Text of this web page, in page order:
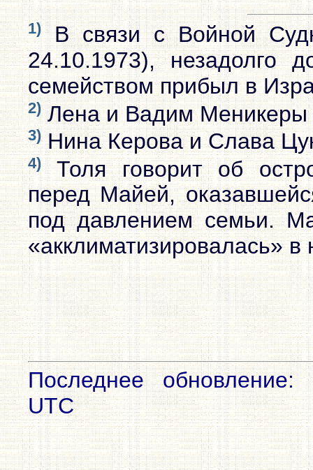
1)В связи с Войной
24.10.1973), незадолго
семейством прибыл в
2)Лена и Вадим Меникеры
3)Нина Керова и Слава
4)Толя говорит об
перед Майей,
под давлением семьи.
«акклиматизировалась» в
Последнее обновление:
UTC